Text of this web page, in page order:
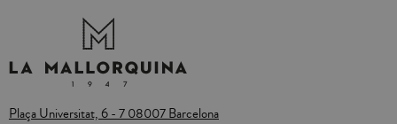
Plaça Universitat, 6 - 7 08007 Barcelona